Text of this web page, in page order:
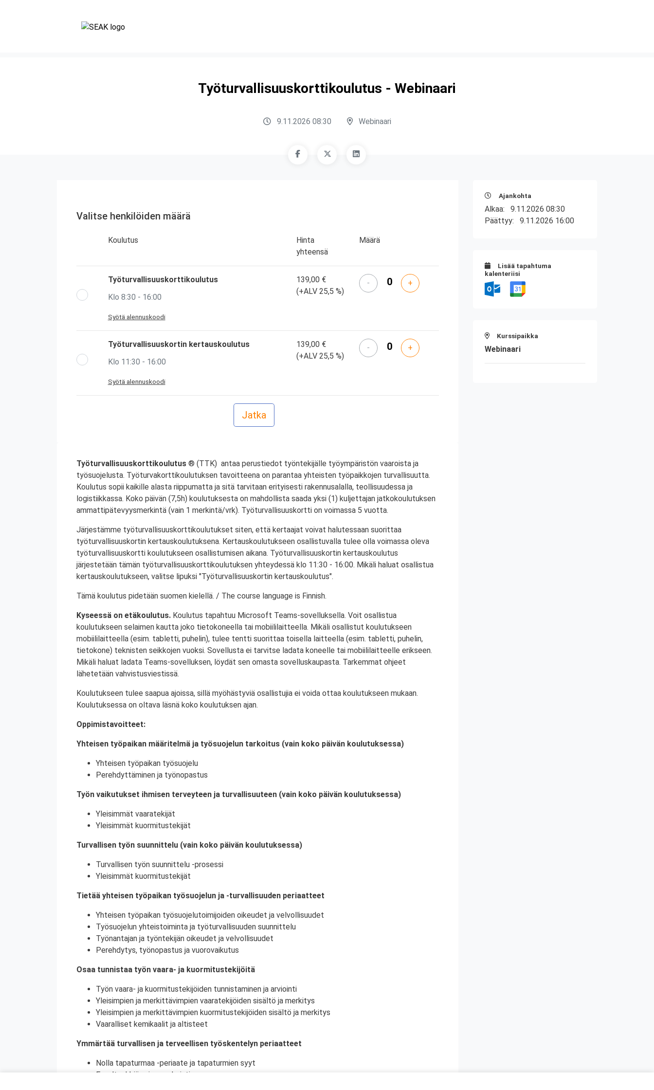
Työturvallisuuskorttikoulutus - Webinaari
9.11.2026 08:30 Webinaari
Valitse henkilöiden määrä
Koulutus
Hinta
yhteensä
Määrä
Työturvallisuuskorttikoulutus
Klo 8:30 - 16:00
Syötä alennuskoodi
139,00 €
(+ALV 25,5 %)
- +
Työturvallisuuskortin kertauskoulutus
Klo 11:30 - 16:00
Syötä alennuskoodi
139,00 €
(+ALV 25,5 %)
- +
Työturvallisuuskorttikoulutus ® (TTK) antaa perustiedot työntekijälle työympäristön vaaroista ja
työsuojelusta. Työturvakorttikoulutuksen tavoitteena on parantaa yhteisten työpaikkojen turvallisuutta.
Koulutus sopii kaikille alasta riippumatta ja sitä tarvitaan erityisesti rakennusalalla, teollisuudessa ja
logistiikkassa. Koko päivän (7,5h) koulutuksesta on mahdollista saada yksi (1) kuljettajan jatkokoulutuksen
ammattipätevyysmerkintä (vain 1 merkintä/vrk). Työturvallisuuskortti on voimassa 5 vuotta.
Järjestämme työturvallisuuskorttikoulutukset siten, että kertaajat voivat halutessaan suorittaa
työturvallisuuskortin kertauskoulutuksena. Kertauskoulutukseen osallistuvalla tulee olla voimassa oleva
työturvallisuuskortti koulutukseen osallistumisen aikana. Työturvallisuuskortin kertauskoulutus
järjestetään tämän työturvallisuuskorttikoulutuksen yhteydessä klo 11:30 - 16:00. Mikäli haluat osallistua
kertauskoulutukseen, valitse lipuksi "Työturvallisuuskortin kertauskoulutus".
Tämä koulutus pidetään suomen kielellä. / The course language is Finnish.
Kyseessä on etäkoulutus. Koulutus tapahtuu Microsoft Teams-sovelluksella. Voit osallistua
koulutukseen selaimen kautta joko tietokoneella tai mobiililaitteella. Mikäli osallistut koulutukseen
mobiililaitteella (esim. tabletti, puhelin), tulee tentti suorittaa toisella laitteella (esim. tabletti, puhelin,
tietokone) teknisten seikkojen vuoksi. Sovellusta ei tarvitse ladata koneelle tai mobiililaitteelle erikseen.
Mikäli haluat ladata Teams-sovelluksen, löydät sen omasta sovelluskaupasta. Tarkemmat ohjeet
lähetetään vahvistusviestissä.
Koulutukseen tulee saapua ajoissa, sillä myöhästyviä osallistujia ei voida ottaa koulutukseen mukaan.
Koulutuksessa on oltava läsnä koko koulutuksen ajan.
Oppimistavoitteet:
Yhteisen työpaikan määritelmä ja työsuojelun tarkoitus (vain koko päivän koulutuksessa)
Yhteisen työpaikan työsuojelu
Perehdyttäminen ja työnopastus
Työn vaikutukset ihmisen terveyteen ja turvallisuuteen (vain koko päivän koulutuksessa)
Yleisimmät vaaratekijät
Yleisimmät kuormitustekijät
Turvallisen työn suunnittelu (vain koko päivän koulutuksessa)
Turvallisen työn suunnittelu -prosessi
Yleisimmät kuormitustekijät
Tietää yhteisen työpaikan työsuojelun ja -turvallisuuden periaatteet
Yhteisen työpaikan työsuojelutoimijoiden oikeudet ja velvollisuudet
Työsuojelun yhteistoiminta ja työturvallisuuden suunnittelu
Työnantajan ja työntekijän oikeudet ja velvollisuudet
Perehdytys, työnopastus ja vuorovaikutus
Osaa tunnistaa työn vaara- ja kuormitustekijöitä
Työn vaara- ja kuormitustekijöiden tunnistaminen ja arviointi
Yleisimpien ja merkittävimpien vaaratekijöiden sisältö ja merkitys
Yleisimpien ja merkittävimpien kuormitustekijöiden sisältö ja merkitys
Vaaralliset kemikaalit ja altisteet
Ymmärtää turvallisen ja terveellisen työskentelyn periaatteet
Nolla tapaturmaa -periaate ja tapaturmien syyt
Ennaltaehkäisy ja ennakointi
Ajankohta
Alkaa: 9.11.2026 08:30
Päättyy: 9.11.2026 16:00
Lisää tapahtuma
kalenteriisi
Kurssipaikka
Webinaari